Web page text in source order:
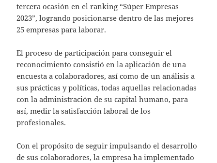
tercera ocasión en el ranking “Súper Empresas
2023”, logrando posicionarse dentro de las mejores
25 empresas para laborar.
El proceso de participación para conseguir el
reconocimiento consistió en la aplicación de una
encuesta a colaboradores, así como de un análisis a
sus prácticas y políticas, todas aquellas relacionadas
con la administración de su capital humano, para
así, medir la satisfacción laboral de los
profesionales.
Con el propósito de seguir impulsando el desarrollo
de sus colaboradores, la empresa ha implementado